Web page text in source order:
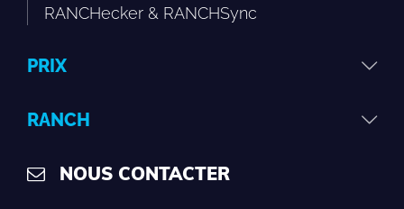
RANCHecker & RANCHSync
PRIX
RANCH
NOUS CONTACTER